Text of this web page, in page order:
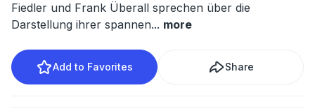
Fiedler und Frank Überall sprechen über die
Darstellung ihrer spannen... more
Add to Favorites Share